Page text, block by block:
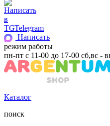
Telegram
Написать
режим работы
пн-пт с 11-00 до 17-00 сб,вс -
Каталог
поиск